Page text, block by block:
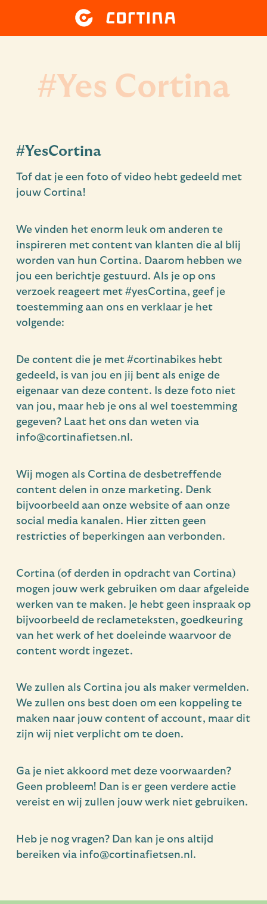
#Yes Cortina
#YesCortina
Tof dat je een foto of video hebt gedeeld met
jouw Cortina!
We vinden het enorm leuk om anderen te
inspireren met content van klanten die al blij
worden van hun Cortina. Daarom hebben we
jou een berichtje gestuurd. Als je op ons
verzoek reageert met #yesCortina, geef je
toestemming aan ons en verklaar je het
volgende:
De content die je met #cortinabikes hebt
gedeeld, is van jou en jij bent als enige de
eigenaar van deze content. Is deze foto niet
van jou, maar heb je ons al wel toestemming
gegeven? Laat het ons dan weten via
info@cortinafietsen.nl.
Wij mogen als Cortina de desbetreffende
content delen in onze marketing. Denk
bijvoorbeeld aan onze website of aan onze
social media kanalen. Hier zitten geen
restricties of beperkingen aan verbonden.
Cortina (of derden in opdracht van Cortina)
mogen jouw werk gebruiken om daar afgeleide
werken van te maken. Je hebt geen inspraak op
bijvoorbeeld de reclameteksten, goedkeuring
van het werk of het doeleinde waarvoor de
content wordt ingezet.
We zullen als Cortina jou als maker vermelden.
We zullen ons best doen om een koppeling te
maken naar jouw content of account, maar dit
zijn wij niet verplicht om te doen.
Ga je niet akkoord met deze voorwaarden?
Geen probleem! Dan is er geen verdere actie
vereist en wij zullen jouw werk niet gebruiken.
Heb je nog vragen? Dan kan je ons altijd
bereiken via info@cortinafietsen.nl.